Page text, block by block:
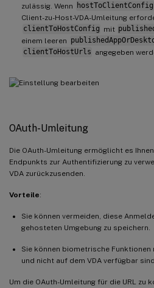
]
},
{
}
}
zulässig. Wenn
hostToClientConfig
Client-zu-Host-VDA-Umleitung
clientToHostConfig mit
einem leeren
clientToHostUrls angegeben
OAuth-Umleitung
Die OAuth-Umleitung ermöglicht es
Endpunkts zur Authentifizierung zu
VDA zurückzusenden.
Vorteile:
Sie können vermeiden, diese
gehosteten Umgebung zu speichern.
Sie können biometrische
und nicht auf dem VDA verfügbar sind.
Um die OAuth-Umleitung für die URL zu